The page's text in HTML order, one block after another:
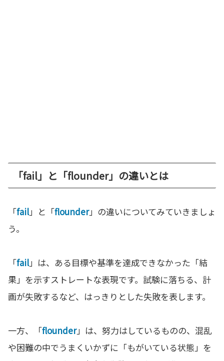
「fail」と「flounder」の違いとは
「fail」と「flounder」の違いについてみていきましょ
う。
「fail」は、ある目標や基準を達成できなかった「結
果」を示すストレートな表現です。試験に落ちる、計
画が失敗するなど、はっきりとした失敗を表します。
一方、「flounder」は、努力はしているものの、混乱
や困難の中でうまくいかずに「もがいている状態」を